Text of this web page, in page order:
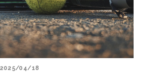
2025/04/18